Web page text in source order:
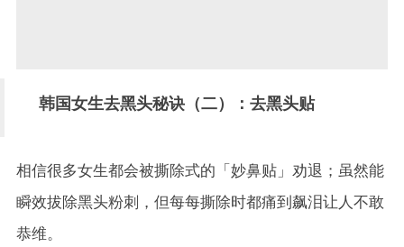
韩国女生去黑头秘诀（二）：去黑头贴
相信很多女生都会被撕除式的「妙鼻贴」劝退；虽然能
瞬效拔除黑头粉刺，但每每撕除时都痛到飙泪让人不敢
恭维。